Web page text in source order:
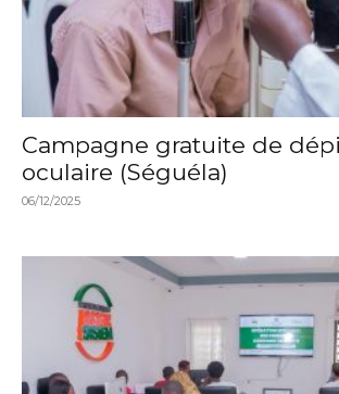
Campagne gratuite de
oculaire (Séguéla)
06/12/2025